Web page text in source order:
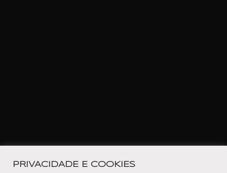
PRIVACIDADE E COOKIES